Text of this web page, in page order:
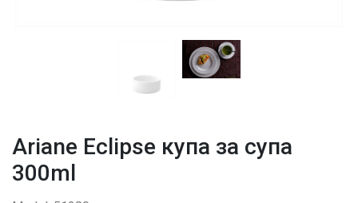
Ariane Eclipse купа за супа
300ml